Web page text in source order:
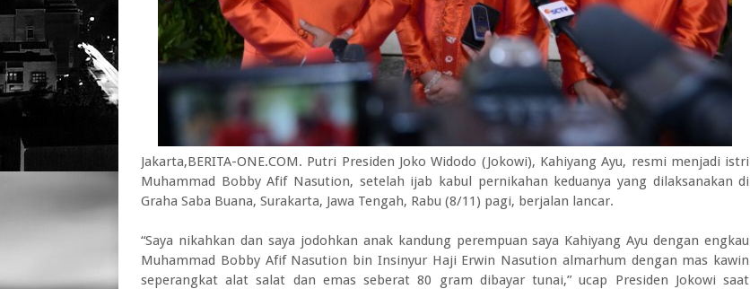
Jakarta,BERITA-ONE.COM. Putri Presiden Joko Widodo (Jokowi), Kahiyang Ayu, resmi menjadi istri
Muhammad Bobby Afif Nasution, setelah ijab kabul pernikahan keduanya yang dilaksanakan di
Graha Saba Buana, Surakarta, Jawa Tengah, Rabu (8/11) pagi, berjalan lancar.
“Saya nikahkan dan saya jodohkan anak kandung perempuan saya Kahiyang Ayu dengan engkau
Muhammad Bobby Afif Nasution bin Insinyur Haji Erwin Nasution almarhum dengan mas kawin
seperangkat alat salat dan emas seberat 80 gram dibayar tunai,” ucap Presiden Jokowi saat